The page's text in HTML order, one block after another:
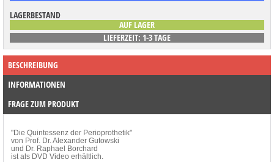
LAGERBESTAND
AUF LAGER
LIEFERZEIT: 1-3 TAGE
BESCHREIBUNG
INFORMATIONEN
FRAGE ZUM PRODUKT
"Die Quintessenz der Perioprothetik"
von Prof. Dr. Alexander Gutowski
und Dr. Raphael Borchard
ist als DVD Video erhältlich.